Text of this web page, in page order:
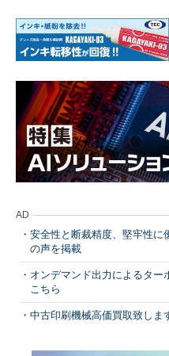
AD
安全性と断裁精度、堅牢性に
の声を掲載
オンデマンド出力によるター
こちら
中古印刷機械高価買取致しま